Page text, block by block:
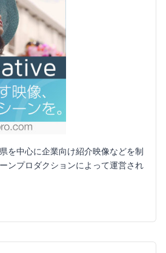
を中心に企業向け紹介映像などを制
ンプロダクションによって運営され